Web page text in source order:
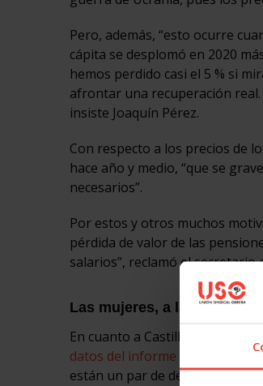
Pero, además, “esto ocurre
cápita se desplomó en 2020
hemos perdido casi el 5 % si
afrontar una recuperación
insiste Joaquín Pérez.
Con respecto a los precios de
hace año y medio, “que se
necesarios”.
Por estos y otros muchos
pérdida de valor de las
salarios”, reclamó el secretario
Las mujeres, a la cola de
En cuanto a Castilla y León, el
datos del informe autonómico
están un par de décimas por